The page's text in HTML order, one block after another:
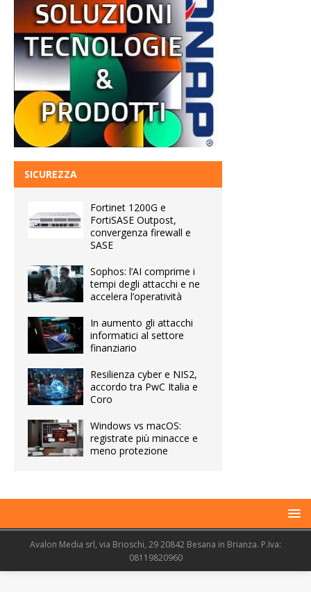
SICUREZZA
Fortinet 1200G e
FortiSASE Outpost,
convergenza firewall e
SASE
Sophos: l’AI comprime i
tempi degli attacchi e ne
accelera l’operatività
In aumento gli attacchi
informatici al settore
finanziario
Resilienza cyber e NIS2,
accordo tra PwC Italia e
Coro
Windows vs macOS:
registrate più minacce e
meno protezione
Avalon Media srl, via Brioschi, 29 20842 Besana in Brianza. P.Iva:
08119820960